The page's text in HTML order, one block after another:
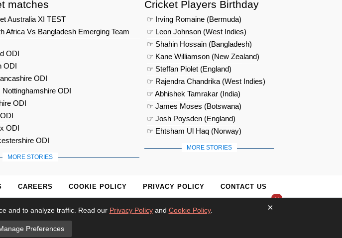
matches
Australia XI TEST
Africa Vs Bangladesh Emerging Team
ODI
ODI
ODI
ODI
ODI
ODI
ODI
MORE STORIES
Cricket Players Birthday
☞ Irving Romaine (Bermuda)
☞ Leon Johnson (West Indies)
☞ Shahin Hossain (Bangladesh)
☞ Kane Williamson (New Zealand)
☞ Steffan Piolet (England)
☞ Rajendra Chandrika (West Indies)
☞ Abhishek Tamrakar (India)
☞ James Moses (Botswana)
☞ Josh Poysden (England)
☞ Ehtsham Ul Haq (Norway)
MORE STORIES
CAREERS COOKIE POLICY PRIVACY POLICY CONTACT US
Cricket
×
×
and to analyze traffic. Read our Privacy Policyand Cookie Policy.
Preferences